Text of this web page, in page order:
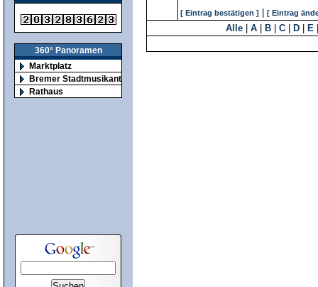
360° Panoramen
Marktplatz
Bremer Stadtmusikanten
Rathaus
[ Eintrag bestätigen ] [ Eintrag
Alle A B C D E